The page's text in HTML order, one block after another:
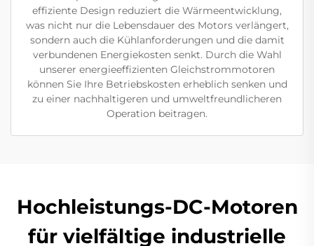
effiziente Design reduziert die Wärmeentwicklung,
was nicht nur die Lebensdauer des Motors verlängert,
sondern auch die Kühlanforderungen und die damit
verbundenen Energiekosten senkt. Durch die Wahl
unserer energieeffizienten Gleichstrommotoren
können Sie Ihre Betriebskosten erheblich senken und
zu einer nachhaltigeren und umweltfreundlicheren
Operation beitragen.
Hochleistungs-DC-Motoren
für vielfältige industrielle